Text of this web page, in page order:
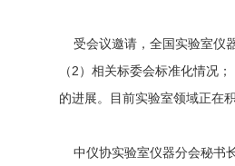
受会议邀请，全国实验室仪
（2）相关标委会标准化情况
的进展。目前实验室领域正在
中仪协实验室仪器分会秘书